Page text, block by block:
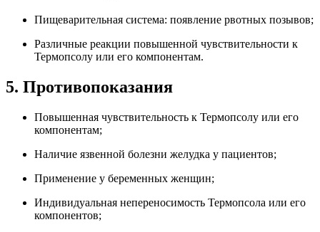
Пищеварительная система: появление рвотных позывов;
Различные реакции повышенной чувствительности к
Термопсолу или его компонентам.
5. Противопоказания
Повышенная чувствительность к Термопсолу или его
компонентам;
Наличие язвенной болезни желудка у пациентов;
Применение у беременных женщин;
Индивидуальная непереносимость Термопсола или его
компонентов;